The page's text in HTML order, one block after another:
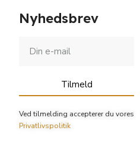
Nyhedsbrev
Tilmeld
Ved tilmelding accepterer du vores
Privatlivspolitik